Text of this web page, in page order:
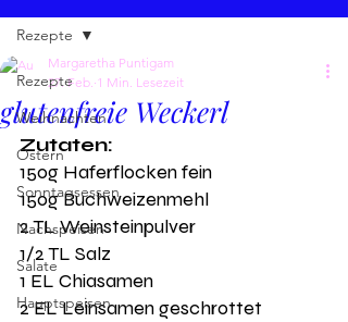
Rezepte
Weihnachten
Ostern
Sonntagsessen
Nachspeisen
Salate
Hauptspeisen
Rezepte
glutenfreie Weckerl
Margaretha Puntigam
27. Feb. 1 Min. Lesezeit
Zutaten:
150g Haferflocken fein
150g Buchweizenmehl
2 TL Weinsteinpulver
1/2 TL Salz
1 EL Chiasamen
2 EL Leinsamen geschrottet